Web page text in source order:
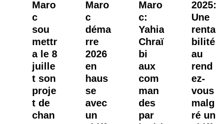
Maro
c
sou
mettr
a le 8
juille
t son
proje
t de
chan
Maro
c
déma
rre
2026
en
haus
se
avec
un
Maro
c:
Yahia
Chraï
bi
aux
com
man
des
par
2025:
Une
renta
bilité
au
rend
ez-
vous
malg
ré un